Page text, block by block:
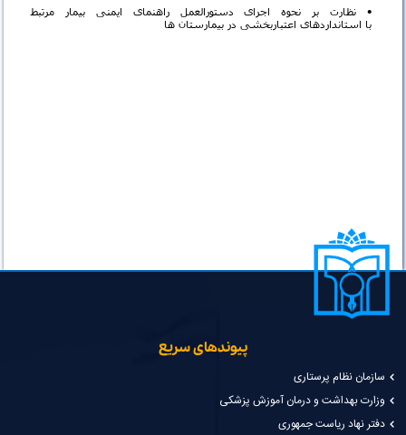
• نظارت بر نحوه اجرای دستورالعمل راهنمای ایمنی بیمار مرتبط
با استانداردهای اعتباربخشی در بیمارستان ها
پیوندهای سریع
سازمان نظام پرستاری
وزارت بهداشت و درمان آموزش پزشکی
دفتر نهاد ریاست جمهوری